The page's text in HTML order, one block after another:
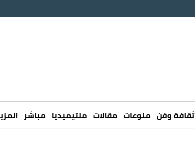
ثقافة وفن منوعات مقالات ملتيميديا مباشر